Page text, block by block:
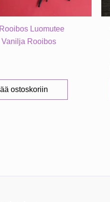
Luomutee
Vanilja Rooibos
ostoskoriin